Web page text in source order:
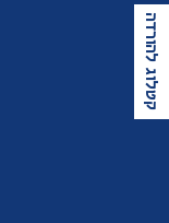
קטלוג להורדה